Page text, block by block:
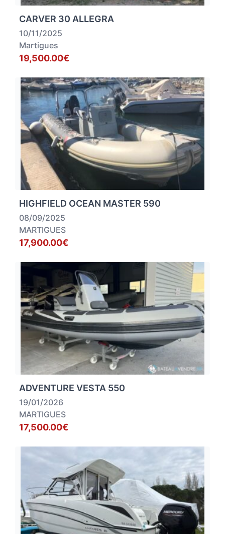
CARVER 30 ALLEGRA
10/11/2025
Martigues
19,500.00€
HIGHFIELD OCEAN MASTER 590
08/09/2025
MARTIGUES
17,900.00€
ADVENTURE VESTA 550
19/01/2026
MARTIGUES
17,500.00€